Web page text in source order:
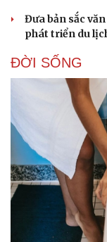
Doanh nghiệp
Đưa bản sắc
phát triển du
ĐỜI SỐNG